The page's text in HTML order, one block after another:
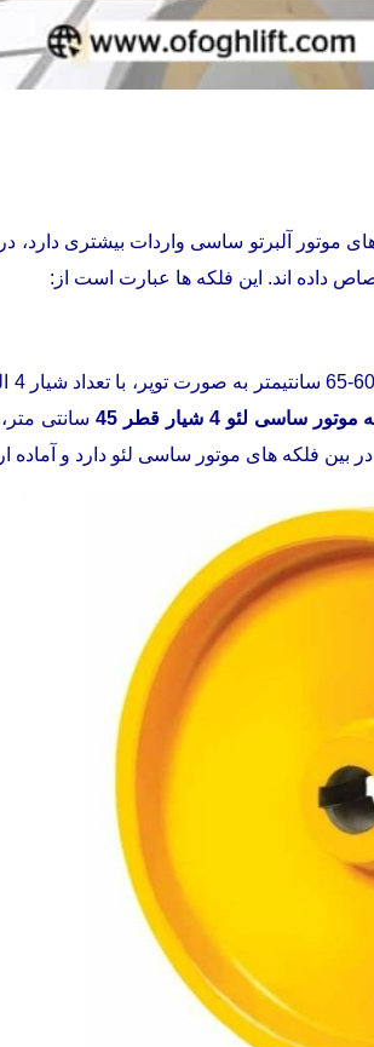
موتور آلبرتو ساسی واردات بیشتری
داده اند. این فلکه ها عبارت است از:
ساسی لئو 4 شیار قطر 45